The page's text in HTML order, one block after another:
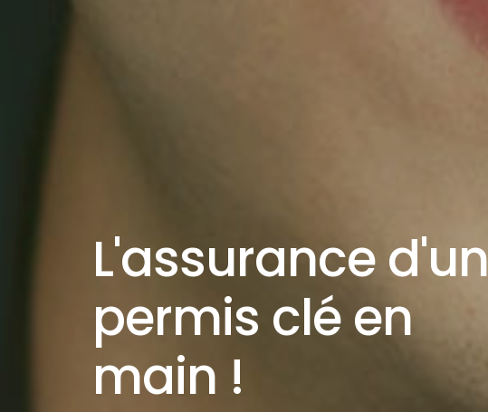
L'assurance d'un
permis clé en
main !